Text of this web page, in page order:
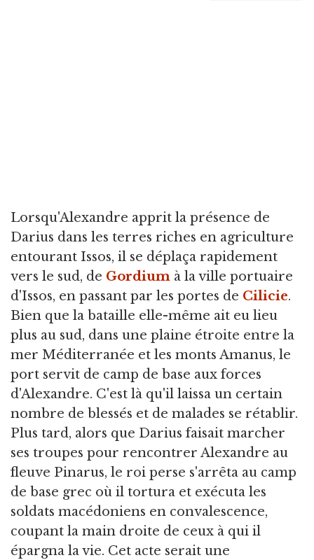
Lorsqu'Alexandre apprit la présence de
Darius dans les terres riches en agriculture
entourant Issos, il se déplaça rapidement
vers le sud, de Gordium à la ville portuaire
d'Issos, en passant par les portes de Cilicie.
Bien que la bataille elle-même ait eu lieu
plus au sud, dans une plaine étroite entre la
mer Méditerranée et les monts Amanus, le
port servit de camp de base aux forces
d'Alexandre. C'est là qu'il laissa un certain
nombre de blessés et de malades se rétablir.
Plus tard, alors que Darius faisait marcher
ses troupes pour rencontrer Alexandre au
fleuve Pinarus, le roi perse s'arrêta au camp
de base grec où il tortura et exécuta les
soldats macédoniens en convalescence,
coupant la main droite de ceux à qui il
épargna la vie. Cet acte serait une